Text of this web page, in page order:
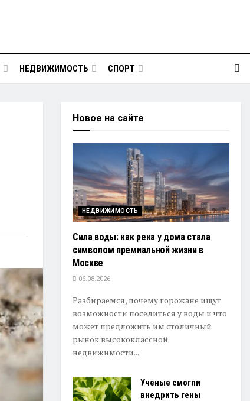
НЕДВИЖИМОСТЬ СПОРТ
Новое на сайте
НЕДВИЖИМОСТЬ
Сила воды: как река у дома стала
символом премиальной жизни в
Москве
06.08.2026
Разбираемся, почему горожане ищут
возможности поселиться у воды и что
может предложить им столичный
рынок высококлассной
недвижимости...
Ученые смогли
внедрить гены